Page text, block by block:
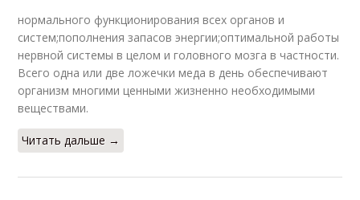
нормального функционирования всех органов и
систем;пополнения запасов энергии;оптимальной работы
нервной системы в целом и головного мозга в частности.
Всего одна или две ложечки меда в день обеспечивают
организм многими ценными жизненно необходимыми
веществами.
Читать дальше →